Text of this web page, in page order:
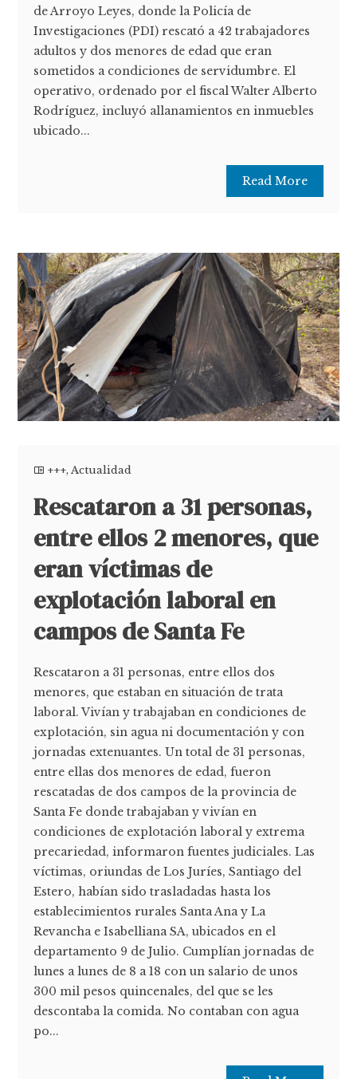
de Arroyo Leyes, donde la Policía de
Investigaciones (PDI) rescató a 42 trabajadores
adultos y dos menores de edad que eran
sometidos a condiciones de servidumbre. El
operativo, ordenado por el fiscal Walter Alberto
Rodríguez, incluyó allanamientos en inmuebles
ubicado...
Read More
+++,Actualidad
Rescataron a 31 personas,
entre ellos 2 menores, que
eran víctimas de
explotación laboral en
campos de Santa Fe
Rescataron a 31 personas, entre ellos dos
menores, que estaban en situación de trata
laboral. Vivían y trabajaban en condiciones de
explotación, sin agua ni documentación y con
jornadas extenuantes. Un total de 31 personas,
entre ellas dos menores de edad, fueron
rescatadas de dos campos de la provincia de
Santa Fe donde trabajaban y vivían en
condiciones de explotación laboral y extrema
precariedad, informaron fuentes judiciales. Las
víctimas, oriundas de Los Juríes, Santiago del
Estero, habían sido trasladadas hasta los
establecimientos rurales Santa Ana y La
Revancha e Isabelliana SA, ubicados en el
departamento 9 de Julio. Cumplían jornadas de
lunes a lunes de 8 a 18 con un salario de unos
300 mil pesos quincenales, del que se les
descontaba la comida. No contaban con agua
po...